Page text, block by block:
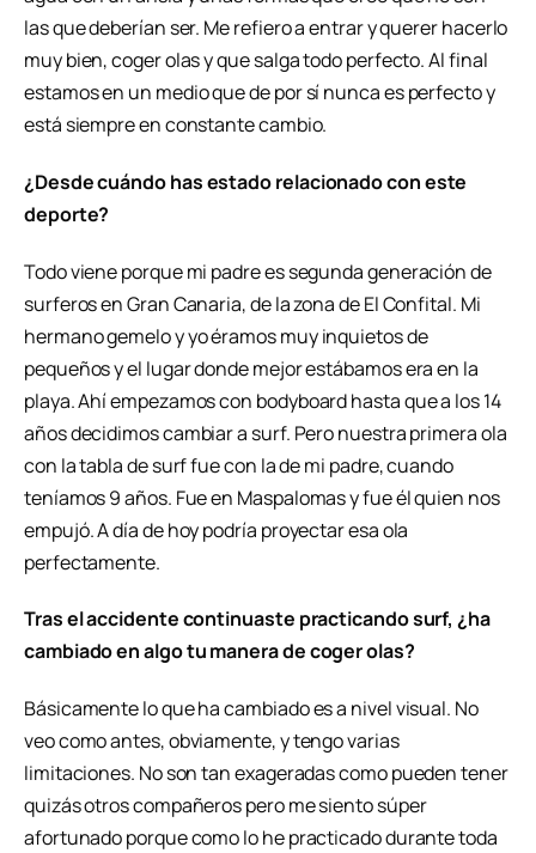
las que deberían ser. Me refiero a entrar y querer hacerlo
muy bien, coger olas y que salga todo perfecto. Al final
estamos en un medio que de por sí nunca es perfecto y
está siempre en constante cambio.
¿Desde cuándo has estado relacionado con este
deporte?
Todo viene porque mi padre es segunda generación de
surferos en Gran Canaria, de la zona de El Confital. Mi
hermano gemelo y yo éramos muy inquietos de
pequeños y el lugar donde mejor estábamos era en la
playa. Ahí empezamos con bodyboard hasta que a los 14
años decidimos cambiar a surf. Pero nuestra primera ola
con la tabla de surf fue con la de mi padre, cuando
teníamos 9 años. Fue en Maspalomas y fue él quien nos
empujó. A día de hoy podría proyectar esa ola
perfectamente.
Tras el accidente continuaste practicando surf, ¿ha
cambiado en algo tu manera de coger olas?
Básicamente lo que ha cambiado es a nivel visual. No
veo como antes, obviamente, y tengo varias
limitaciones. No son tan exageradas como pueden tener
quizás otros compañeros pero me siento súper
afortunado porque como lo he practicado durante toda